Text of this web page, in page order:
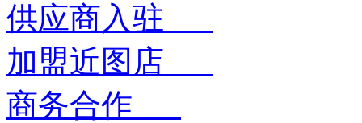
供应商入驻
加盟近图店
商务合作